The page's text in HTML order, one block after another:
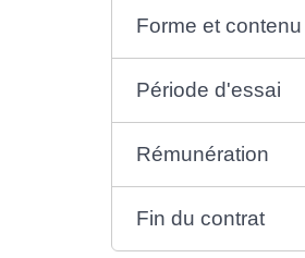
Forme et
Période d'essai
Rémunération
Fin du contrat